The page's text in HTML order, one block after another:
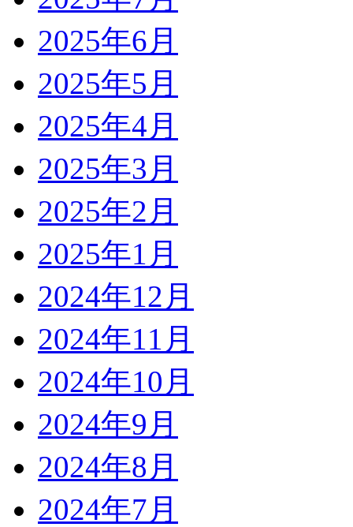
2025年6月
2025年5月
2025年4月
2025年3月
2025年2月
2025年1月
2024年12月
2024年11月
2024年10月
2024年9月
2024年8月
2024年7月